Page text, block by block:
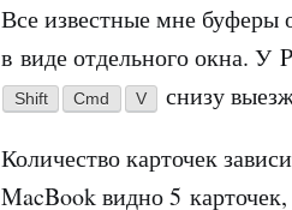
Все известные мне буферы
в виде отдельного окна. У
Shift Cmd V
снизу
Количество карточек
MacBook видно 5